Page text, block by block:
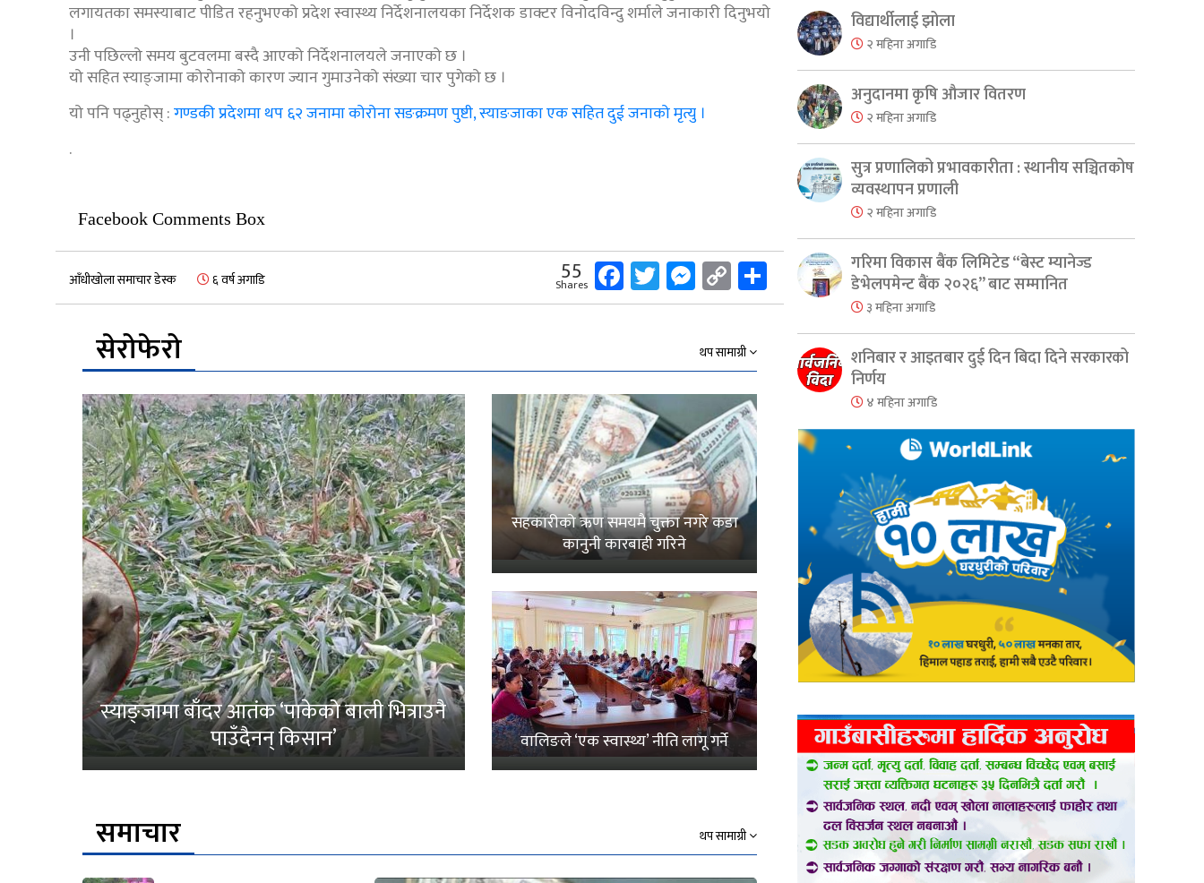
लगायतका समस्याबाट पीडित रहनुभएको प्रदेश स्वास्थ्य निर्देशनालयका निर्देशक डाक्टर विनोदविन्दु शर्माले जनाकारी दिनुभयो
।
उनी पछिल्लो समय बुटवलमा बस्दै आएको निर्देशनालयले जनाएको छ ।
यो सहित स्याङ्जामा कोरोनाको कारण ज्यान गुमाउनेको संख्या चार पुगेको छ ।
यो पनि पढ्नुहोस् :गण्डकी प्रदेशमा थप ६२ जनामा कोरोना सङक्रमण पुष्टी, स्याङजाका एक सहित दुई जनाको मृत्यु ।
.
Facebook Comments Box
आँधीखोला समाचार डेस्क ६ वर्ष अगाडि 55
Shares Facebook
Twitter
Messenger
Copy
Link
Share
सेरोफेरो
थप सामाग्री
स्याङ्जामा बाँदर आतंक ‘पाकेको बाली भित्राउनै
पाउँदैनन् किसान’
सहकारीको ऋण समयमै चुक्ता नगरे कडा
कानुनी कारबाही गरिने
वालिङले ‘एक स्वास्थ्य’ नीति लागू गर्ने
समाचार थप सामाग्री
विद्यार्थीलाई झोला
२ महिना अगाडि
अनुदानमा कृषि औजार वितरण
२ महिना अगाडि
सुत्र प्रणालिको प्रभावकारीता : स्थानीय सञ्चितकोष
व्यवस्थापन प्रणाली
२ महिना अगाडि
गरिमा विकास बैंक लिमिटेड “बेस्ट म्यानेज्ड
डेभेलपमेन्ट बैंक २०२६” बाट सम्मानित
३ महिना अगाडि
शनिबार र आइतबार दुई दिन बिदा दिने सरकारको
निर्णय
४ महिना अगाडि